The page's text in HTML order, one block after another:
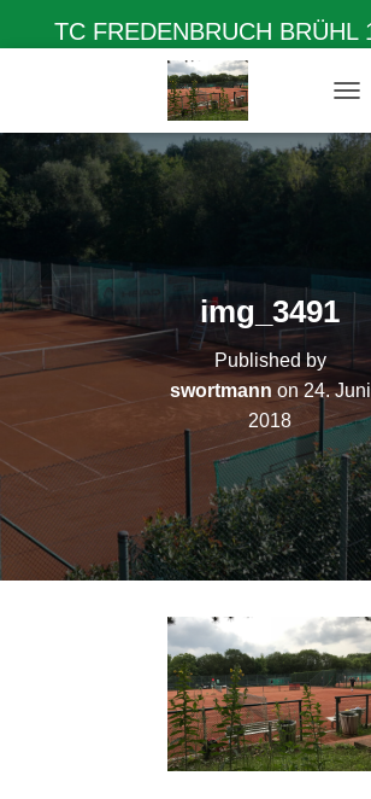
TC FREDENBRUCH BRÜHL
Herzlich willkommen auf
A
V
I
O
M
S
H
A
L
T
E
N
img_3491
Published by
swortmann on24. Juni
2018